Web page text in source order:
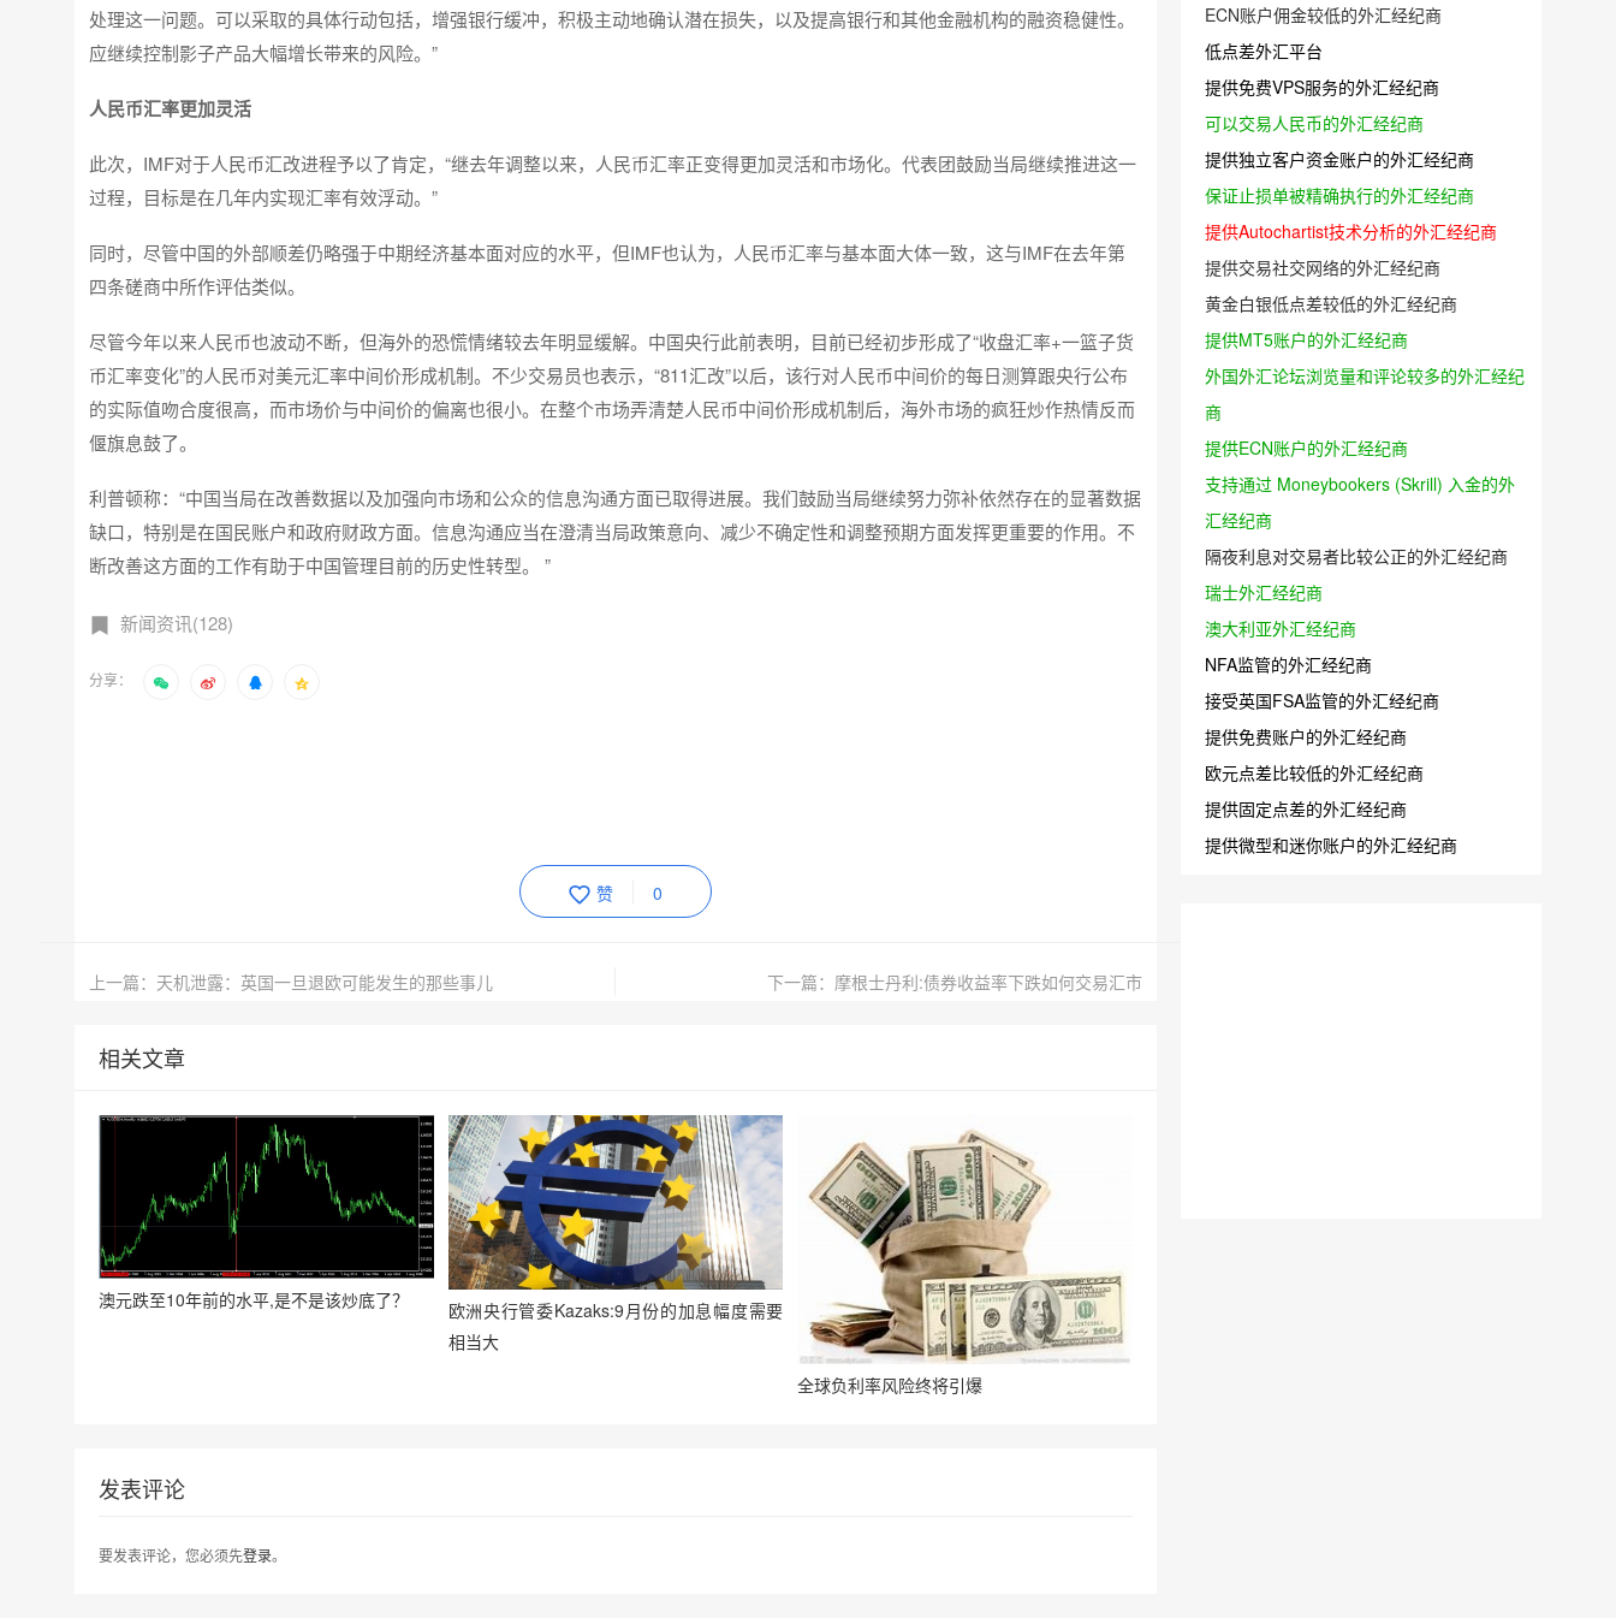
处理这一问题。可以采取的具体行动包括，增强银行缓冲，积极主动地确认潜在损失，以及提高银行和其他金融机构的融资稳健性。
应继续控制影子产品大幅增长带来的风险。”
人民币汇率更加灵活
此次，IMF对于人民币汇改进程予以了肯定，“继去年调整以来，人民币汇率正变得更加灵活和市场化。代表团鼓励当局继续推进这一
过程，目标是在几年内实现汇率有效浮动。”
同时，尽管中国的外部顺差仍略强于中期经济基本面对应的水平，但IMF也认为，人民币汇率与基本面大体一致，这与IMF在去年第
四条磋商中所作评估类似。
尽管今年以来人民币也波动不断，但海外的恐慌情绪较去年明显缓解。中国央行此前表明，目前已经初步形成了“收盘汇率+一篮子货
币汇率变化”的人民币对美元汇率中间价形成机制。不少交易员也表示，“811汇改”以后，该行对人民币中间价的每日测算跟央行公布
的实际值吻合度很高，而市场价与中间价的偏离也很小。在整个市场弄清楚人民币中间价形成机制后，海外市场的疯狂炒作热情反而
偃旗息鼓了。
利普顿称：“中国当局在改善数据以及加强向市场和公众的信息沟通方面已取得进展。我们鼓励当局继续努力弥补依然存在的显著数据
缺口，特别是在国民账户和政府财政方面。信息沟通应当在澄清当局政策意向、减少不确定性和调整预期方面发挥更重要的作用。不
断改善这方面的工作有助于中国管理目前的历史性转型。 ”
新闻资讯(128)
分享：
赞 0
上一篇：天机泄露：英国一旦退欧可能发生的那些事儿 下一篇：摩根士丹利:债券收益率下跌如何交易汇市
相关文章
澳元跌至10年前的水平,是不是该炒底了？
欧洲央行管委Kazaks:9月份的加息幅度需要
相当大
全球负利率风险终将引爆
发表评论
要发表评论，您必须先登录。
ECN账户佣金较低的外汇经纪商
低点差外汇平台
提供免费VPS服务的外汇经纪商
可以交易人民币的外汇经纪商
提供独立客户资金账户的外汇经纪商
保证止损单被精确执行的外汇经纪商
提供Autochartist技术分析的外汇经纪商
提供交易社交网络的外汇经纪商
黄金白银低点差较低的外汇经纪商
提供MT5账户的外汇经纪商
外国外汇论坛浏览量和评论较多的外汇经纪
商
提供ECN账户的外汇经纪商
支持通过 Moneybookers (Skrill) 入金的外
汇经纪商
隔夜利息对交易者比较公正的外汇经纪商
瑞士外汇经纪商
澳大利亚外汇经纪商
NFA监管的外汇经纪商
接受英国FSA监管的外汇经纪商
提供免费账户的外汇经纪商
欧元点差比较低的外汇经纪商
提供固定点差的外汇经纪商
提供微型和迷你账户的外汇经纪商